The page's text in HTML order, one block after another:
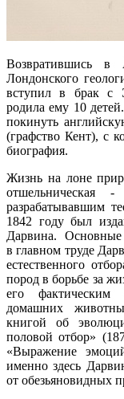
Возвратившись в
Лондонского
вступил в брак с
родила ему 10
покинуть
(графство Кент), с
биография.
Жизнь на лоне
отшельническая
разрабатывавшим
1842 году был
Дарвина.
в главном труде
естественного
пород в борьбе за
его фактическим
домашних
книгой об
половой отбор»
«Выражение
именно здесь
от обезьяновидных